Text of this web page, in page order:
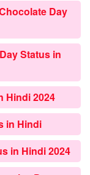
Day
Status in
Hindi 2024
in Hindi
in Hindi 2024